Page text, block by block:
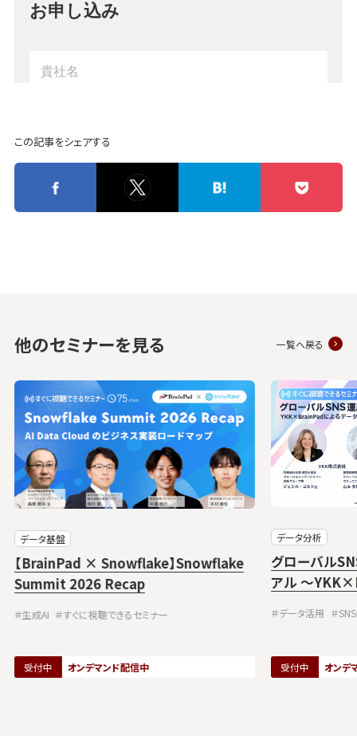
この記事をシェアする
他のセミナーを見る 一覧へ戻る
データ基盤
【BrainPad × Snowflake】Snowflake
Summit 2026 Recap
＃生成AI ＃すぐに視聴できるセミナー
受付中 オンデマンド配信中
データ分析
グローバル
アル ～
＃データ活用 ＃
受付中 オンデ